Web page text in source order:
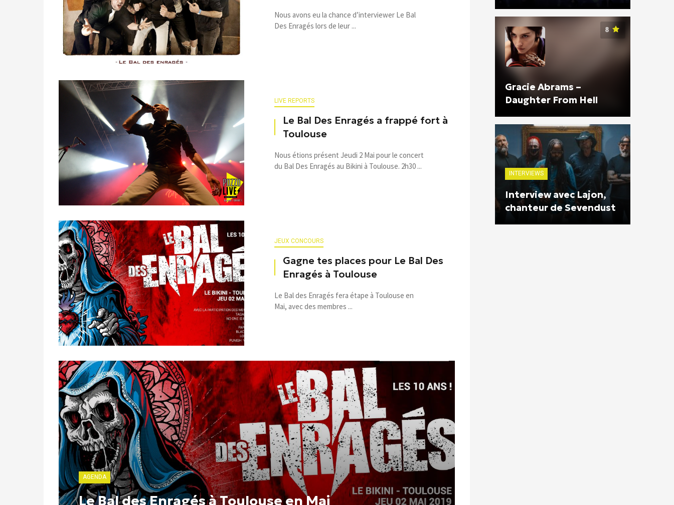
Nous avons eu la chance d’interviewer Le Bal
Des Enragés lors de leur ...
LIVE REPORTS
Le Bal Des Enragés a frappé fort à
Toulouse
Nous étions présent Jeudi 2 Mai pour le concert
du Bal Des Enragés au Bikini à Toulouse. 2h30 ...
JEUX CONCOURS
Gagne tes places pour Le Bal Des
Enragés à Toulouse
Le Bal des Enragés fera étape à Toulouse en
Mai, avec des membres ...
AGENDA
Le Bal des Enragés à Toulouse en Mai
8
Gracie Abrams –
Daughter From Hell
INTERVIEWS
Interview avec Lajon,
chanteur de Sevendust